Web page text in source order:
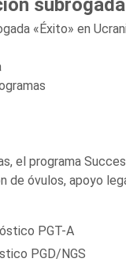
el programa
de óvulos, apoyo
PGT-A
PGD/NGS